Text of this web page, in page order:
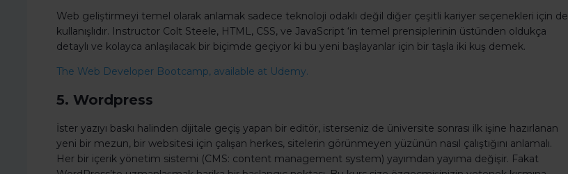
Web geliştirmeyi temel olarak anlamak sadece teknoloji odaklı değil diğer çeşitli kariyer seçenekleri için de
kullanışlıdır. Instructor Colt Steele, HTML, CSS, ve JavaScript ‘in temel prensiplerinin üstünden oldukça
detaylı ve kolayca anlaşılacak bir biçimde geçiyor ki bu yeni başlayanlar için bir taşla iki kuş demek.
The Web Developer Bootcamp, available at Udemy.
5. Wordpress
İster yazıyı baskı halinden dijitale geçiş yapan bir editör, isterseniz de üniversite sonrası ilk işine hazırlanan
yeni bir mezun, bir websitesi için çalışan herkes, sitelerin görünmeyen yüzünün nasıl çalıştığını anlamalı.
Her bir içerik yönetim sistemi (CMS: content management system) yayımdan yayıma değişir. Fakat